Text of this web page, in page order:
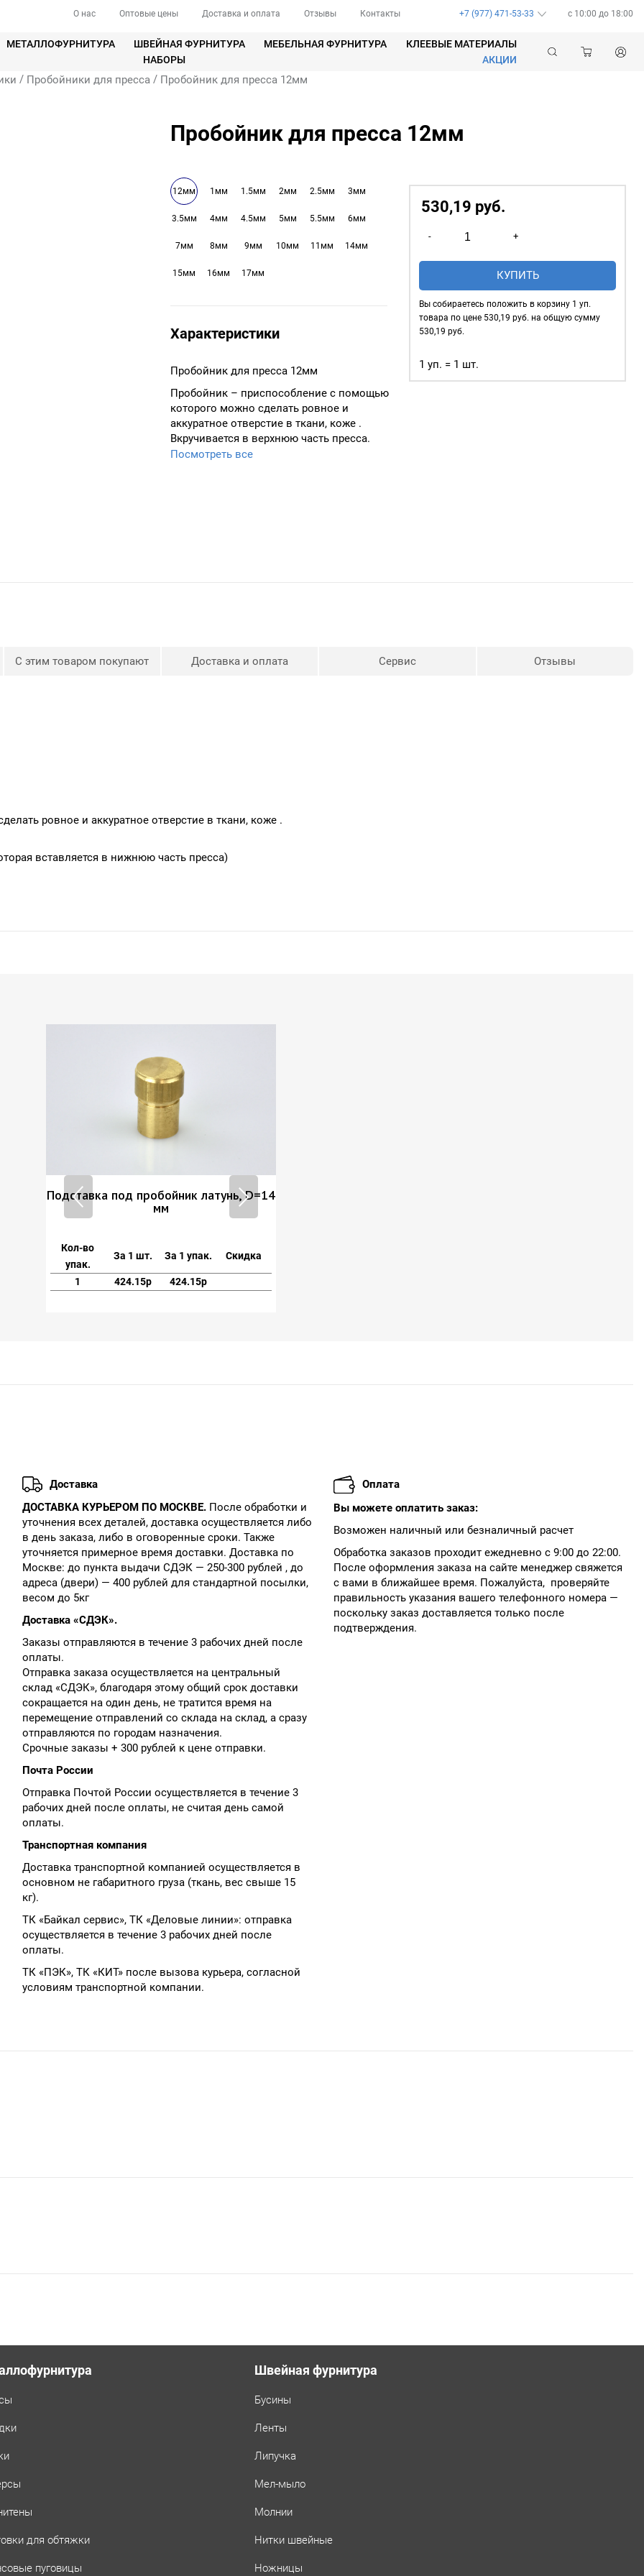
О нас Оптовые цены Доставка и оплата Отзывы Контакты +7 (977) 471-53-33 c 10:00 до 18:00
МЕТАЛЛОФУРНИТУРА ШВЕЙНАЯ ФУРНИТУРА МЕБЕЛЬНАЯ ФУРНИТУРА
КЛЕЕВЫЕ МАТЕРИАЛЫ
НАБОРЫ АКЦИИ
/ Пробойники для пресса / Пробойник для пресса 12мм
Пробойник для пресса 12мм
12мм 1мм 1.5мм 2мм 2.5мм 3мм
3.5мм 4мм 4.5мм 5мм 5.5мм 6мм
7мм 8мм 9мм 10мм 11мм 14мм
15мм 16мм 17мм
Характеристики
Пробойник для пресса 12мм
Пробойник – приспособление с помощью
которого можно сделать ровное и
аккуратное отверстие в ткани, коже .
Вкручивается в верхнюю часть пресса.
Дополнительно приобретается подставка
Посмотреть все
530,19 руб.
-
товара
Пробойник
12мм
+
КУПИТЬ
Вы собираетесь положить в корзину 1 уп.
товара по цене 530,19 руб. на общую сумму
530,19 руб.
1 уп. = 1 шт.
С этим товаром покупают Доставка и оплата Сервис Отзывы
ровное и аккуратное отверстие в ткани, коже .
вставляется в нижнюю часть пресса)
Подставка под пробойник латунь, D=14
мм
Кол-во
упак.
За 1 шт. За 1 упак. Скидка
424.15р 424.15р
Доставка
ДОСТАВКА КУРЬЕРОМ ПО МОСКВЕ.После обработки и
уточнения всех деталей, доставка осуществляется либо
в день заказа, либо в оговоренные сроки. Также
уточняется примерное время доставки. Доставка по
Москве: до пункта выдачи СДЭК — 250-300 рублей , до
адреса (двери) — 400 рублей для стандартной посылки,
весом до 5кг
Доставка «СДЭК».
Заказы отправляются в течение 3 рабочих дней после
оплаты.
Отправка заказа осуществляется на центральный
склад «СДЭК», благодаря этому общий срок доставки
сокращается на один день, не тратится время на
перемещение отправлений со склада на склад, а сразу
отправляются по городам назначения.
Срочные заказы + 300 рублей к цене отправки.
Почта России
Отправка Почтой России осуществляется в течение 3
рабочих дней после оплаты, не считая день самой
оплаты.
Транспортная компания
Доставка транспортной компанией осуществляется в
основном не габаритного груза (ткань, вес свыше 15
кг).
ТК «Байкал сервис», ТК «Деловые линии»: отправка
осуществляется в течение 3 рабочих дней после
оплаты.
ТК «ПЭК», ТК «КИТ» после вызова курьера, согласной
условиям транспортной компании.
Оплата
Вы можете оплатить заказ:
Возможен наличный или безналичный расчет
Обработка заказов проходит ежедневно с 9:00 до 22:00.
После оформления заказа на сайте менеджер свяжется
с вами в ближайшее время. Пожалуйста, проверяйте
правильность указания вашего телефонного номера —
поскольку заказ доставляется только после
подтверждения.
для обтяжки
пуговицы
Швейная фурнитура
Бусины
Ленты
Липучка
Мел-мыло
Молнии
Нитки швейные
Ножницы